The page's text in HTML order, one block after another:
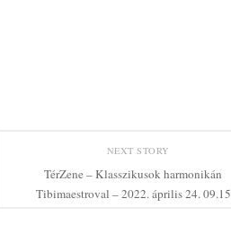
NEXT STORY
TérZene – Klasszikusok harmonikán
Tibimaestroval – 2022. április 24. 09.15